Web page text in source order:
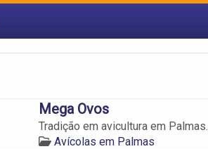
Mega Ovos
Tradição em avicultura em Palmas.
Avícolas em Palmas